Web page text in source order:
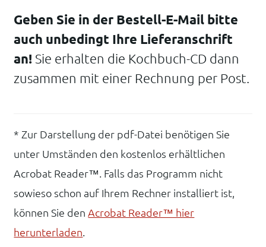
Geben Sie in der Bestell-E-Mail bitte
auch unbedingt Ihre Lieferanschrift
an! Sie erhalten die Kochbuch-CD dann
zusammen mit einer Rechnung per Post.
* Zur Darstellung der pdf-Datei benötigen Sie
unter Umständen den kostenlos erhältlichen
Acrobat Reader™. Falls das Programm nicht
sowieso schon auf Ihrem Rechner installiert ist,
können Sie denAcrobat Reader™ hier
herunterladen.